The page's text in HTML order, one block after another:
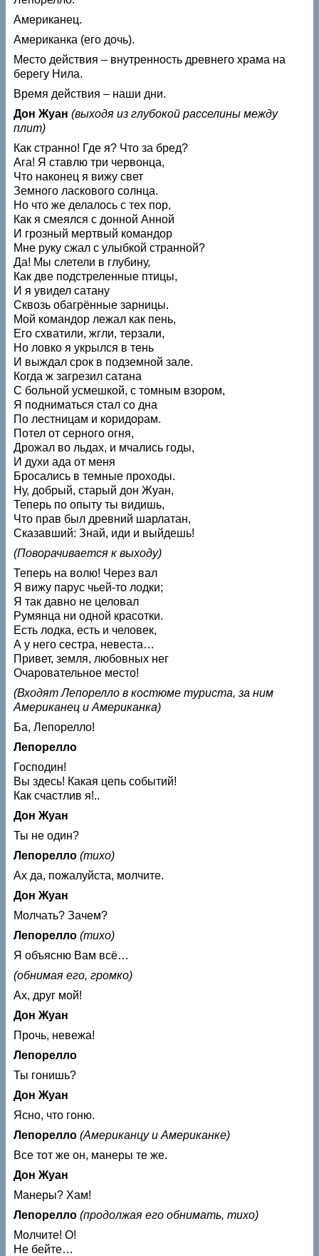
Американец.
Американка (его дочь).
Место действия – внутренность древнего храма на
берегу Нила.
Время действия – наши дни.
Дон Жуан(выходя из глубокой расселины между
плит)
Как странно! Где я? Что за бред?
Ага! Я ставлю три червонца,
Что наконец я вижу свет
Земного ласкового солнца.
Но что же делалось с тех пор,
Как я смеялся с донной Анной
И грозный мертвый командор
Мне руку сжал с улыбкой странной?
Да! Мы слетели в глубину,
Как две подстреленные птицы,
И я увидел сатану
Сквозь обагрённые зарницы.
Мой командор лежал как пень,
Его схватили, жгли, терзали,
Но ловко я укрылся в тень
И выждал срок в подземной зале.
Когда ж загрезил сатана
С больной усмешкой, с томным взором,
Я подниматься стал со дна
По лестницам и коридорам.
Потел от серного огня,
Дрожал во льдах, и мчались годы,
И духи ада от меня
Бросались в темные проходы.
Ну, добрый, старый дон Жуан,
Теперь по опыту ты видишь,
Что прав был древний шарлатан,
Сказавший: Знай, иди и выйдешь!
(Поворачивается к выходу)
Теперь на волю! Через вал
Я вижу парус чьей-то лодки;
Я так давно не целовал
Румянца ни одной красотки.
Есть лодка, есть и человек,
А у него сестра, невеста…
Привет, земля, любовных нег
Очаровательное место!
(Входят Лепорелло в костюме туриста, за ним
Американец и Американка)
Ба, Лепорелло!
Лепорелло
Господин!
Вы здесь! Какая цепь событий!
Как счастлив я!..
Дон Жуан
Ты не один?
Лепорелло (тихо)
Ах да, пожалуйста, молчите.
Дон Жуан
Молчать? Зачем?
Лепорелло (тихо)
Я объясню Вам всё…
(обнимая его, громко)
Ах, друг мой!
Дон Жуан
Прочь, невежа!
Лепорелло
Ты гонишь?
Дон Жуан
Ясно, что гоню.
Лепорелло(Американцу и Американке)
Все тот же он, манеры те же.
Дон Жуан
Манеры? Хам!
Лепорелло (продолжая его обнимать, тихо)
Молчите! О!
Не бейте…